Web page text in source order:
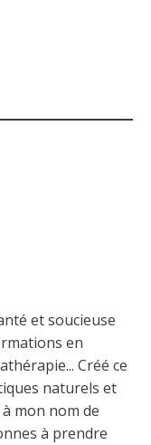
et soucieuse
en
Créé ce
naturels et
mon nom de
à prendre